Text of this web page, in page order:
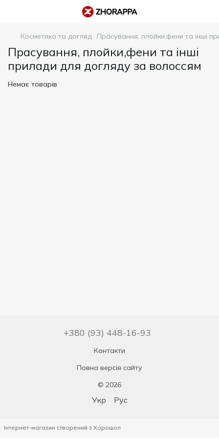
Косметика та догляд Прасування, плойки,фени та інші
Прасування, плойки,фени та інші
прилади для догляду за волоссям
Немає товарів
+380 (93) 448-16-93
Контакти
Повна версія сайту
© 2026
Укр Рус
Інтернет-магазин створений з Хорошоп